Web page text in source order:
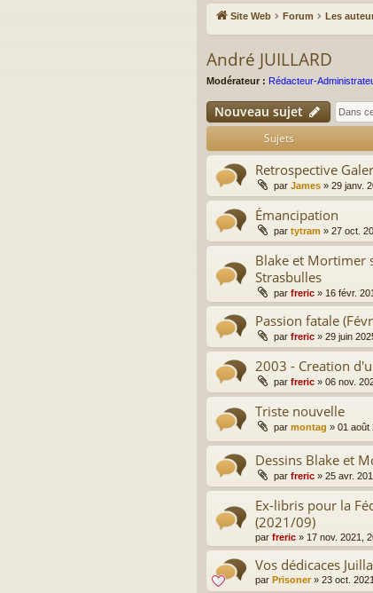
ès
ra
pi
de
Site Web Forum Les
André JUILLARD
Modérateur : Rédacteur-
Nouveau sujet
Sujets
Retrospective
par James » 29 janv.
Émancipation
par tytram » 27 oct.
Blake et Mortimer
Strasbulles
par freric » 16 févr.
Passion fatale
par freric » 29 juin
2003 - Creation
par freric » 06 nov.
Triste nouvelle
par montag » 01 août
Dessins Blake et
par freric » 25 avr.
Ex-libris pour la
(2021/09)
par freric » 17 nov. 2021,
Vos dédicaces
par Prisoner» 23 oct.